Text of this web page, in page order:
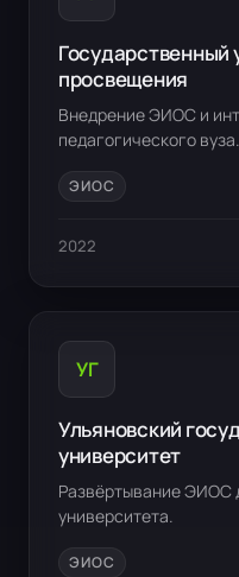
Государственный
просвещения
Внедрение ЭИОС и
педагогического вуза.
ЭИОС
2022
УГ
Ульяновский
университет
Развёртывание ЭИОС
университета.
ЭИОС